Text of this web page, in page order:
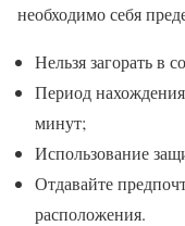
необходимо себя
Нельзя загорать в
Период
минут;
Использование
Отдавайте
расположения.